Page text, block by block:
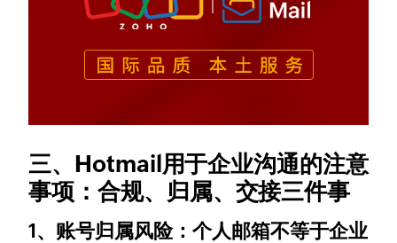
三、Hotmail用于企业沟通的注意
事项：合规、归属、交接三件事
1、账号归属风险：个人邮箱不等于企业